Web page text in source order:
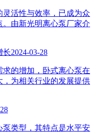
活性与效率，已成为众
由新光明离心泵厂家介
长2024-03-28
的增加，卧式离心泵在
为相关行业的发展提供
泵类型，其特点是水平安